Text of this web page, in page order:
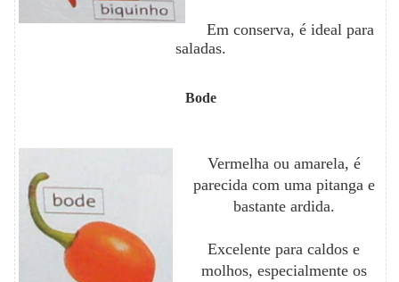
Em conserva, é ideal para
saladas.
Bode
Vermelha ou amarela, é
parecida com uma pitanga e
bastante ardida.
Excelente para caldos e
molhos, especialmente os